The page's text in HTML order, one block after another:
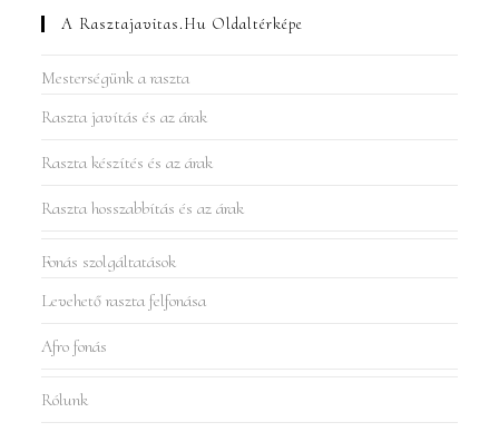
A Rasztajavitas.hu Oldaltérképe
Mesterségünk a raszta
Raszta javítás és az árak
Raszta készítés és az árak
Raszta hosszabbítás és az árak
Fonás szolgáltatások
Levehető raszta felfonása
Afro fonás
Rólunk